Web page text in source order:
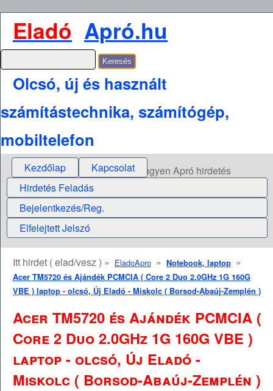
Eladó Apró.hu
Olcsó, új és használt
számítástechnika, számítógép,
mobiltelefon
Kezdőlap Kapcsolat
Ingyen Apró hirdetés
Hirdetés Feladás
Bejelentkezés/Reg.
Elfelejtett Jelszó
Itt hirdet ( elad/vesz ) » EladoApro » Notebook, laptop »
Acer TM5720 és Ajándék PCMCIA ( Core 2 Duo 2.0GHz 1G 160G
VBE ) laptop - olcsó, Új Eladó - Miskolc ( Borsod-Abaúj-Zemplén )
Acer TM5720 és Ajándék PCMCIA (
Core 2 Duo 2.0GHz 1G 160G VBE )
laptop - olcsó, Új Eladó -
Miskolc ( Borsod-Abaúj-Zemplén )